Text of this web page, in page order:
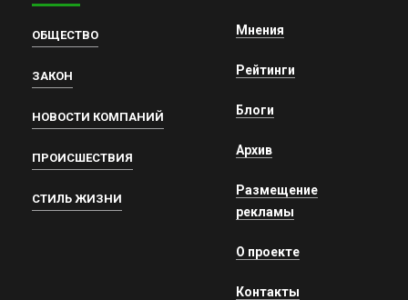
ОБЩЕСТВО
ЗАКОН
НОВОСТИ КОМПАНИЙ
ПРОИСШЕСТВИЯ
СТИЛЬ ЖИЗНИ
Мнения
Рейтинги
Блоги
Архив
Размещение
рекламы
О проекте
Контакты